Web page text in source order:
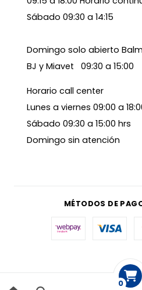
0
Sábado 09:30 a 14:15
Domingo solo abierto
BJ y Miavet 09:30 a 15:00
Horario call center
Lunes a viernes 09:00 a
Sábado 09:30 a 15:00 hrs
Domingo sin atención
MÉTODOS DE